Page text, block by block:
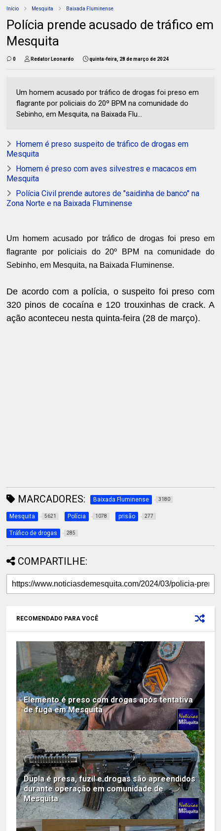
Início Mesquita Baixada Fluminense
Polícia prende acusado de tráfico em
Mesquita
0 Redator Leonardo quinta-feira, 28 de março de 2024
Um homem acusado por tráfico de drogas foi preso em
flagrante por policiais do 20º BPM na comunidade do
Sebinho, em Mesquita, na Baixada Flu...
Homem é preso suspeito de tráfico de drogas em
Mesquita
Homem é preso com aves silvestres e macacos em
Mesquita
Polícia Civil prende autores de "saidinha de banco" na
Zona Norte e na Baixada Fluminense
Um homem acusado por tráfico de drogas foi preso em
flagrante por policiais do 20º BPM na comunidade do
Sebinho, em Mesquita, na Baixada Fluminense.
De acordo com a polícia, o suspeito foi preso com
320 pinos de cocaína e 120 trouxinhas de crack. A
ação aconteceu nesta quinta-feira (28 de março).
MARCADORES: Baixada Fluminense 3180
Mesquita 5621 Polícia 1078 prisão 277
Tráfico de drogas 285
COMPARTILHE:
RECOMENDADO PARA VOCÊ
Elemento é preso com drogas após tentativa
de fuga em Mesquita
Dupla é presa, fuzil e drogas são apreendidos
durante operação em comunidade de
Mesquita